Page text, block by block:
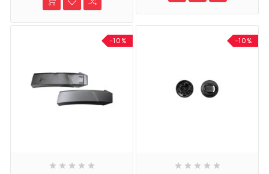
-10%
    
-10%
    